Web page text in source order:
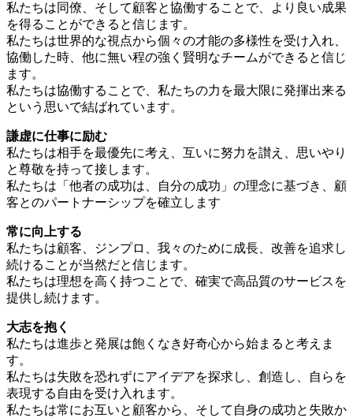
私たちは同僚、そして顧客と協働することで、より良い成果
を得ることができると信じます。
私たちは世界的な視点から個々の才能の多様性を受け入れ、
協働した時、他に無い程の強く賢明なチームができると信じ
ます。
私たちは協働することで、私たちの力を最大限に発揮出来る
という思いで結ばれています。
謙虚に仕事に励む
私たちは相手を最優先に考え、互いに努力を讃え、思いやり
と尊敬を持って接します。
私たちは「他者の成功は、自分の成功」の理念に基づき、顧
客とのパートナーシップを確立します
常に向上する
私たちは顧客、ジンプロ、我々のために成長、改善を追求し
続けることが当然だと信じます。
私たちは理想を高く持つことで、確実で高品質のサービスを
提供し続けます。
大志を抱く
私たちは進歩と発展は飽くなき好奇心から始まると考えま
す。
私たちは失敗を恐れずにアイデアを探求し、創造し、自らを
表現する自由を受け入れます。
私たちは常にお互いと顧客から、そして自身の成功と失敗か